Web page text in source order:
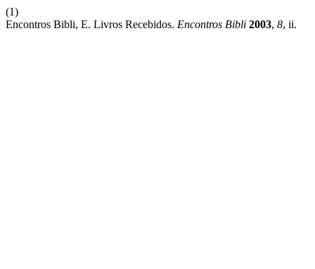
(1)
Encontros Bibli, E. Livros Recebidos. Encontros Bibli 2003, 8, ii.